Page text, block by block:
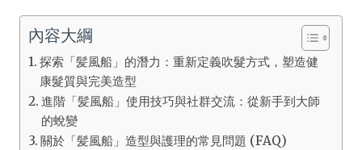
內容大綱
探索「髪風船」的潛力：重新定義吹髮方式，塑造健
康髮質與完美造型
進階「髪風船」使用技巧與社群交流：從新手到大師
的蛻變
關於「髪風船」造型與護理的常見問題 (FAQ)